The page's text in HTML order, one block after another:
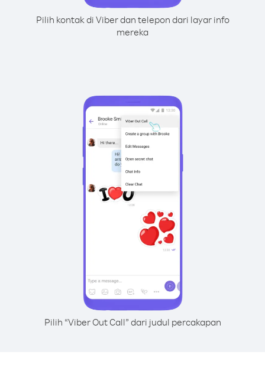
Pilih kontak di Viber dan telepon dari layar info
mereka
Pilih “Viber Out Call” dari judul percakapan